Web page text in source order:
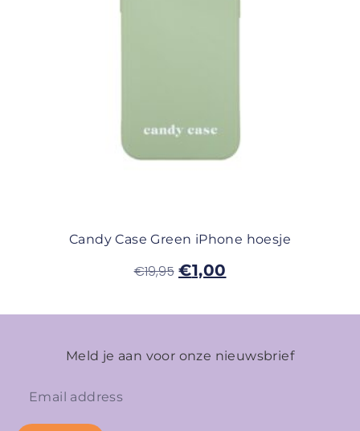
Candy Case Green iPhone hoesje
€19,95 €1,00
Meld je aan voor onze nieuwsbrief